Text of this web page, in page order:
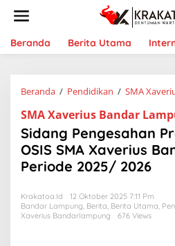
t
Beranda Berita Utama
Beranda / Pendidikan / SMA
SMA Xaverius Bandar
Sidang Pengesahan
OSIS SMA Xaverius
Periode 2025/ 2026
Krakatoa.id
12 Oktober 2025 7:11 Pm
Bandar Lampung, Berita, Berita Utama,
Xaverius Bandarlampung
676 Views